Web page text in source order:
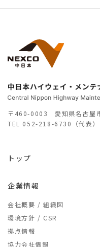
〒460-0003 愛知県名古屋
TEL 052-218-6730（代表）
トップ
企業情報
会社概要 / 組織図
環境方針 / CSR
拠点情報
協力会社情報